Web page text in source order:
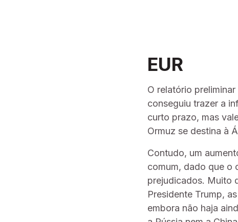
EUR
O relatório
conseguiu trazer a
curto prazo, mas
Ormuz se destina à
Contudo, um
comum, dado que o
prejudicados. Muito
Presidente Trump,
embora não haja